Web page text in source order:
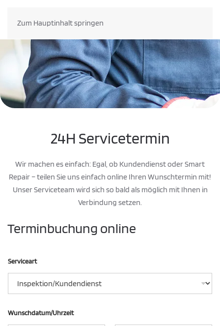
Zum Hauptinhalt springen
24H Servicetermin
Wir machen es einfach: Egal, ob Kundendienst oder Smart
Repair – teilen Sie uns einfach online Ihren Wunschtermin mit!
Unser Serviceteam wird sich so bald als möglich mit Ihnen in
Verbindung setzen.
Terminbuchung online
Serviceart
Wunschdatum/Uhrzeit